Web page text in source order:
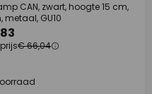
CAN, zwart, hoogte 15 cm,
metaal, GU10
€ 66,04